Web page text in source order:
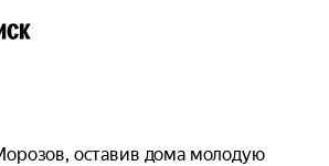
оставив дома молодую